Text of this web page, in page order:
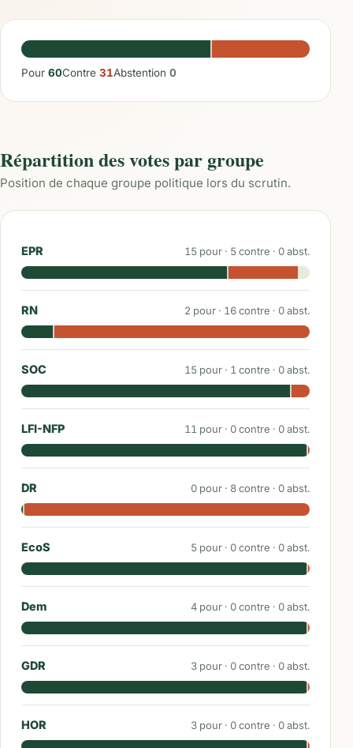
Pour 60Contre 31Abstention 0
Répartition des votes par groupe
Position de chaque groupe politique lors du scrutin.
EPR 15 pour · 5contre · 0abst.
RN 2 pour · 16contre · 0abst.
SOC 15 pour · 1 contre · 0abst.
LFI-NFP 11 pour · 0contre · 0abst.
DR 0 pour · 8contre · 0abst.
EcoS 5 pour · 0contre · 0abst.
Dem 4 pour · 0contre · 0abst.
GDR 3 pour · 0contre · 0abst.
HOR 3 pour · 0contre · 0abst.